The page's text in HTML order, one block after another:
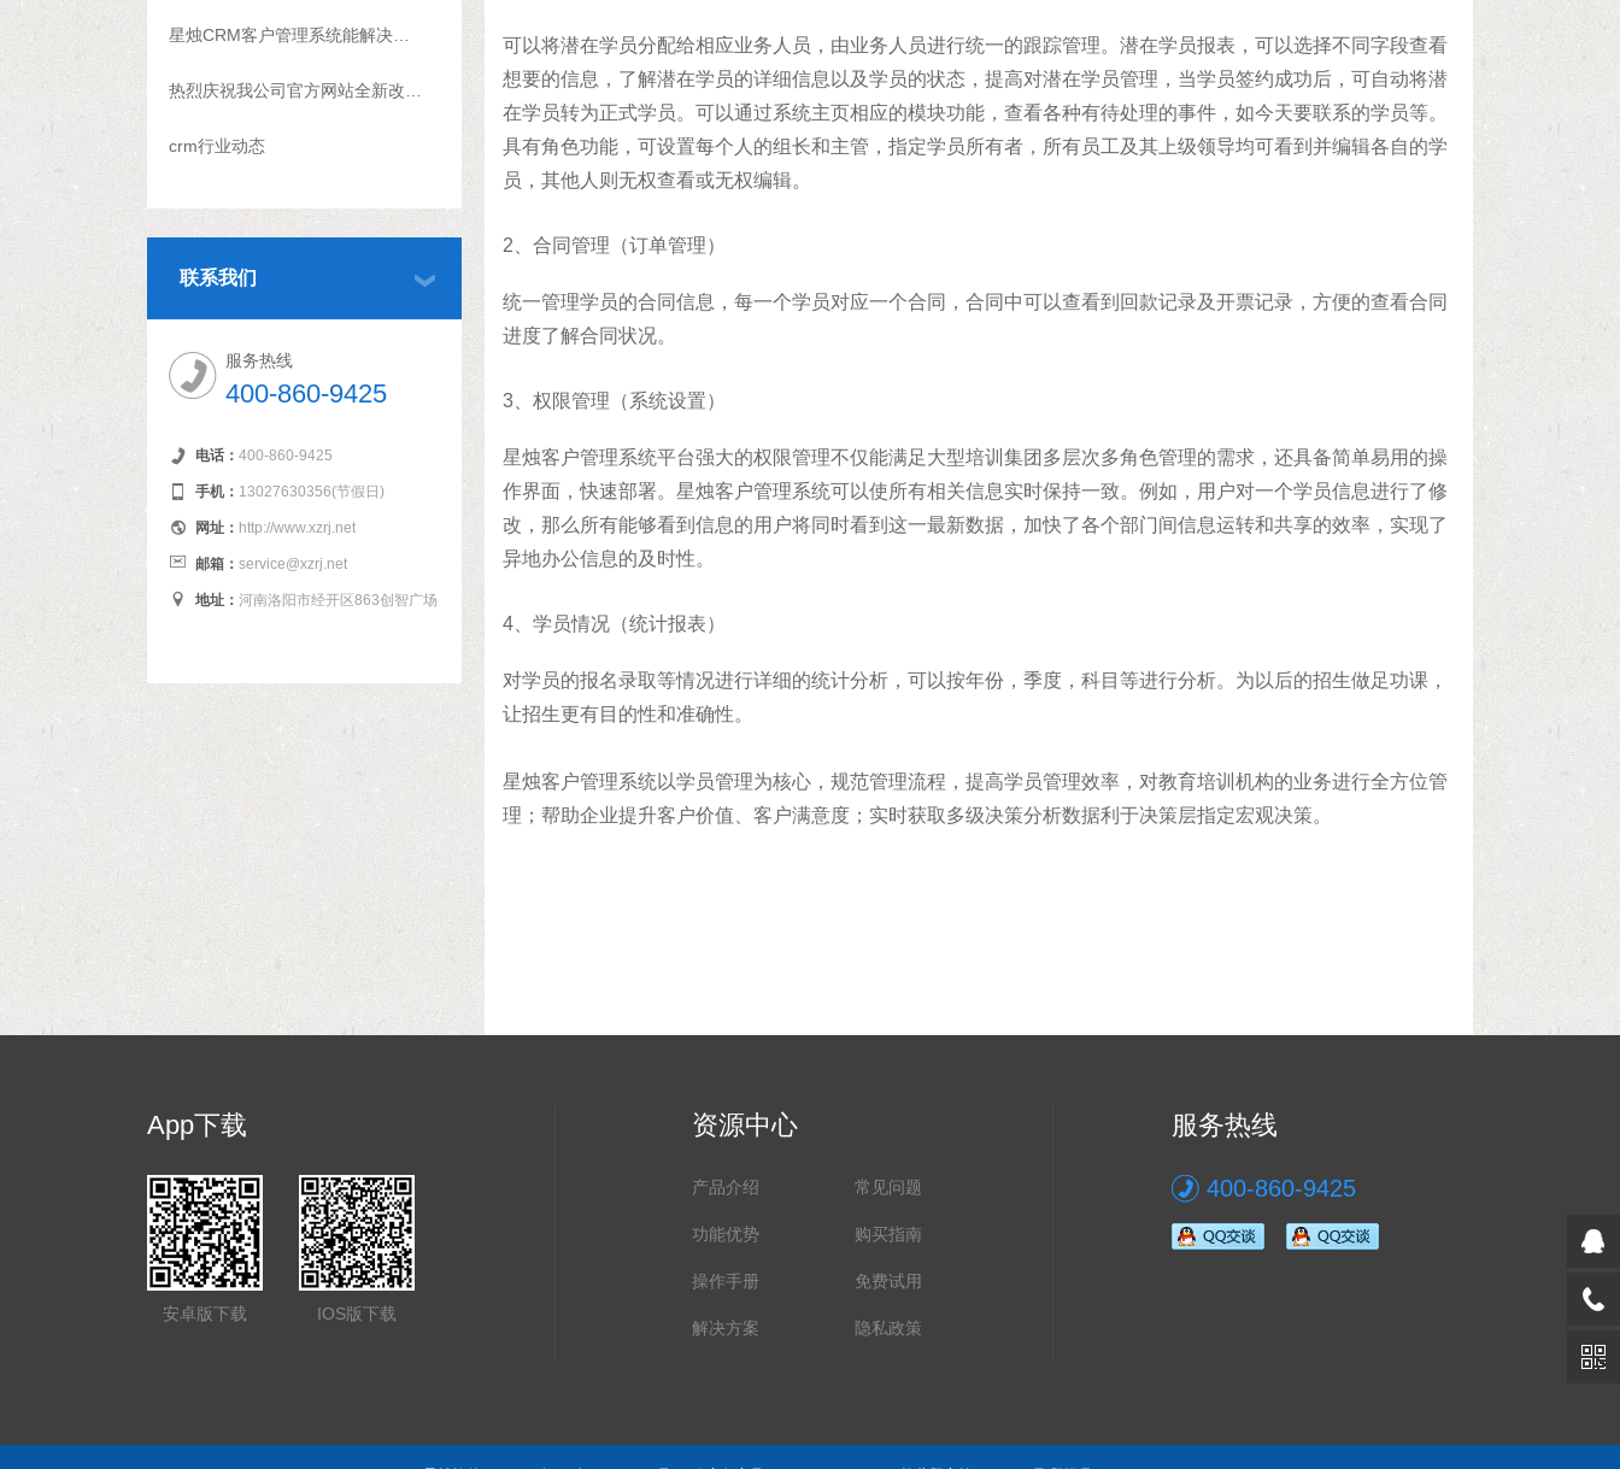
crm行业动态
联系我们
服务热线
400-860-9425
电话： 400-860-9425
手机： 13027630356(节假日)
网址： http://www.xzrj.net
邮箱： service@xzrj.net
地址： 河南洛阳市经开区863创智广场
可以将潜在学员分配给相应业务人员，由业务人员进行统一的跟踪管理。潜在学员报表，可以选择不同字段查看
想要的信息，了解潜在学员的详细信息以及学员的状态，提高对潜在学员管理，当学员签约成功后，可自动将潜
在学员转为正式学员。可以通过系统主页相应的模块功能，查看各种有待处理的事件，如今天要联系的学员等。
具有角色功能，可设置每个人的组长和主管，指定学员所有者，所有员工及其上级领导均可看到并编辑各自的学
员，其他人则无权查看或无权编辑。
2、合同管理（订单管理）
统一管理学员的合同信息，每一个学员对应一个合同，合同中可以查看到回款记录及开票记录，方便的查看合同
进度了解合同状况。
3、权限管理（系统设置）
星烛客户管理系统平台强大的权限管理不仅能满足大型培训集团多层次多角色管理的需求，还具备简单易用的操
作界面，快速部署。星烛客户管理系统可以使所有相关信息实时保持一致。例如，用户对一个学员信息进行了修
改，那么所有能够看到信息的用户将同时看到这一最新数据，加快了各个部门间信息运转和共享的效率，实现了
异地办公信息的及时性。
4、学员情况（统计报表）
对学员的报名录取等情况进行详细的统计分析，可以按年份，季度，科目等进行分析。为以后的招生做足功课，
让招生更有目的性和准确性。
星烛客户管理系统以学员管理为核心，规范管理流程，提高学员管理效率，对教育培训机构的业务进行全方位管
理；帮助企业提升客户价值、客户满意度；实时获取多级决策分析数据利于决策层指定宏观决策。
App下载
安卓版下载 IOS版下载
资源中心
产品介绍
功能优势
操作手册
解决方案
常见问题
购买指南
免费试用
隐私政策
服务热线
400-860-9425